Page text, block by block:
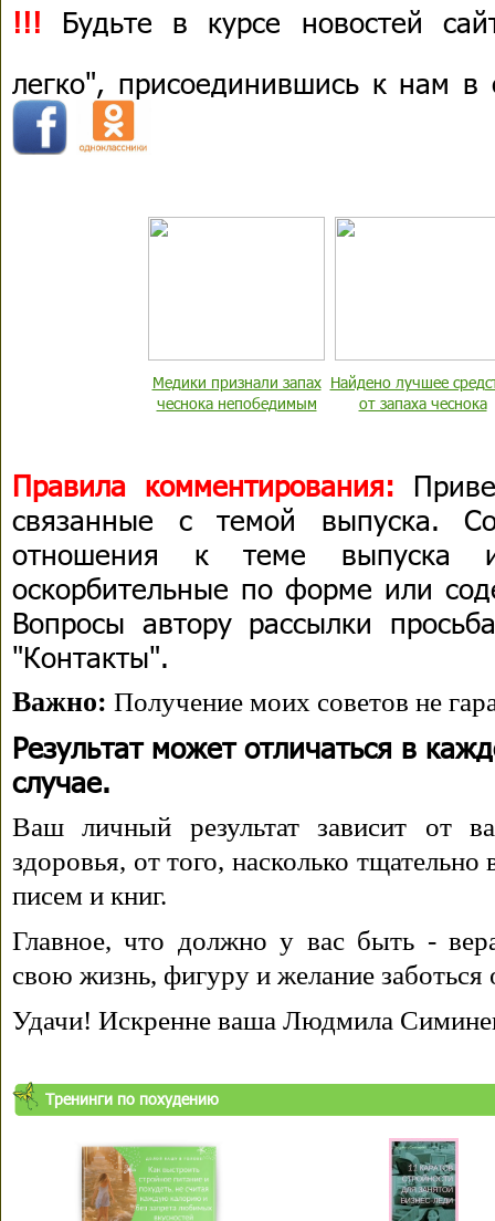
!!! Будьте в курсе новостей
легко", присоединившись к нам
Медики признали запах
чеснока непобедимым
Найдено лучшее
от запаха чеснока
Правила комментирования:
связанные с темой выпуска.
отношения к теме выпуска
оскорбительные по форме или
Вопросы автору рассылки
"Контакты".
Важно: Получение моих советов не
Результат может отличаться в
случае.
Ваш личный результат зависит от
здоровья, от того, насколько
писем и книг.
Главное, что должно у вас быть -
свою жизнь, фигуру и желание заботься
Удачи! Искренне ваша Людмила
Тренинги по похудению